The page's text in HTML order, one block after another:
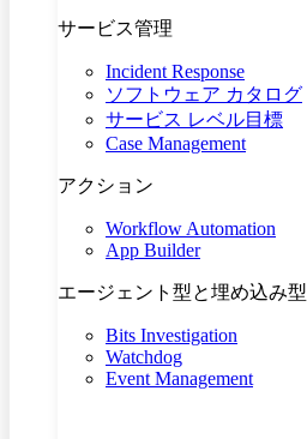
サービス管理
Incident Response
ソフトウェア カタログ
サービス レベル目標
Case Management
アクション
Workflow Automation
App Builder
エージェント型と埋め込み型
Bits Investigation
Watchdog
Event Management